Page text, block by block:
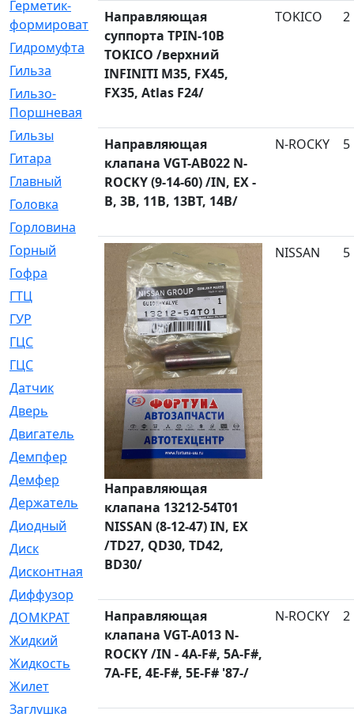
Герметик-
формирователь
[3]
Гидромуфта
[47]
Гильза
[56]
Гильзо-
Поршневая
[13]
Гильзы
Гитара
[7]
Главный
[29]
Головка
[28]
Горловина
Горный
[1]
Гофра
[86]
ГТЦ
[96]
ГУР
[34]
ГЦC
[6]
ГЦС
[74]
Датчик
[969]
Дверь
[249]
Двигатель
[64]
Демпфер
[2]
Демфер
[1]
Держатель
[5]
Диодный
[3]
Диск
[418]
Дисконтная
Диффузор
[1]
ДОМКРАТ
[1]
Жидкий
[5]
Жидкость
[80]
Жилет
Заглушка
[21]
Направляющая
суппорта TPIN-10B
TOKICO /верхний
INFINITI M35, FX45,
FX35, Atlas F24/
TOKICO 2
Направляющая
клапана VGT-AB022 N-
ROCKY (9-14-60) /IN, EX -
B, 3B, 11B, 13BT, 14B/
N-ROCKY 5
Направляющая
клапана 13212-54T01
NISSAN (8-12-47) IN, EX
/TD27, QD30, TD42,
BD30/
NISSAN 5
Направляющая
клапана VGT-A013 N-
ROCKY /IN - 4A-F#, 5A-F#,
7A-FE, 4E-F#, 5E-F# '87-/
N-ROCKY 2